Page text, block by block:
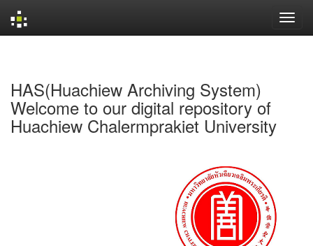
HAS(Huachiew Archiving System)
Welcome to our digital repository of
Huachiew Chalermprakiet University